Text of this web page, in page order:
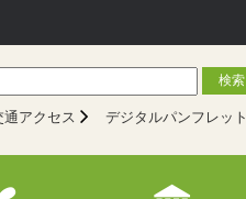
検索
通アクセス デジタルパンフレット